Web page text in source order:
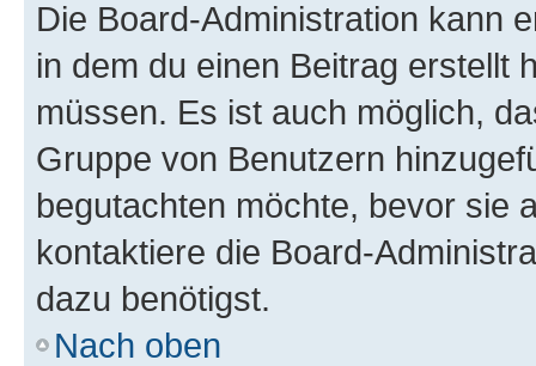
Die Board-Administration kann
in dem du einen Beitrag erstellt
müssen. Es ist auch möglich,
Gruppe von Benutzern
begutachten möchte, bevor sie
kontaktiere die Board-
dazu benötigst.
Nach oben